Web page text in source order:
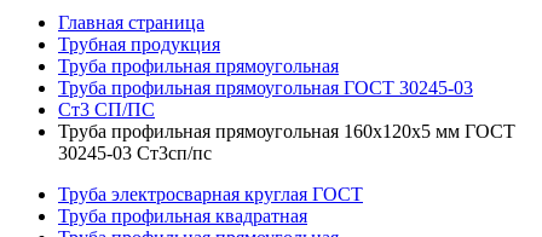
Главная страница
Трубная продукция
Труба профильная прямоугольная
Труба профильная прямоугольная ГОСТ 30245-03
Ст3 СП/ПС
Труба профильная прямоугольная 160x120x5 мм ГОСТ
30245-03 Ст3сп/пс
Труба электросварная круглая ГОСТ
Труба профильная квадратная